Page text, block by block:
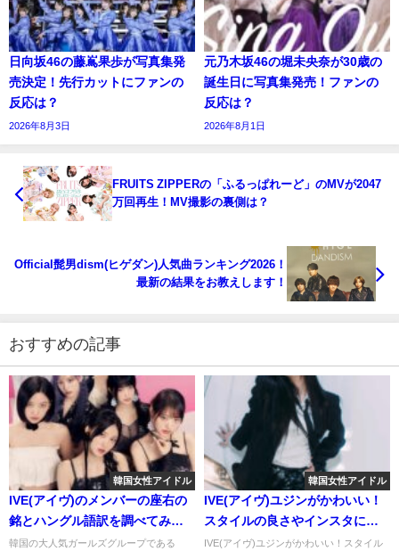
日向坂46の藤嶌果歩が写真集発
売決定！先行カットにファンの
反応は？
2026年8月3日
元乃木坂46の堀未央奈が30歳の
誕生日に写真集発売！ファンの
反応は？
2026年8月1日
FRUITS ZIPPERの「ふるっぱれーど」のMVが2047
万回再生！MV撮影の裏側は？
Official髭男dism(ヒゲダン)人気曲ランキング2026！
最新の結果をお教えします！
おすすめの記事
韓国女性アイドル
IVE(アイヴ)のメンバーの座右の
銘とハングル語訳を調べてみ
た！
韓国の大人気ガールズグループである
韓国女性アイドル
IVE(アイヴ)ユジンがかわいい！
スタイルの良さやインスタにつ
いても紹介！
IVE(アイヴ)ユジンがかわいい！スタイル